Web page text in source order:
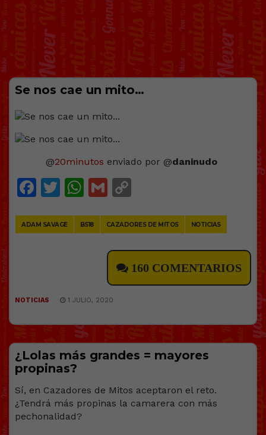
Se nos cae un mito…
@20minutos enviado por @daninudo
Facebook
Twitter
WhatsApp
Gmail
ADAM SAVAGE BS18 CAZADORES DE MITOS NOTICIAS
160 COMENTARIOS
NOTICIAS 1 JULIO, 2020
¿Lolas más grandes = mayores
propinas?
Sí, en Cazadores de Mitos aceptaron el reto.
¿Tendrá más propinas la camarera con más
pechonalidad?